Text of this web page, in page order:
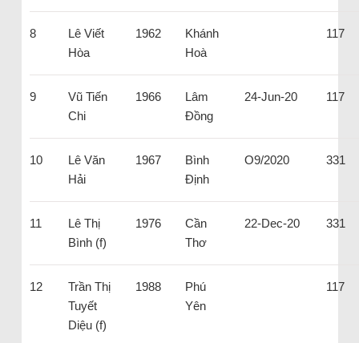
8
Lê Viết
Hòa
1962
Khánh
Hoà
117
9
Vũ Tiến
Chi
1966
Lâm
Đồng
24-Jun-20 117
10
Lê Văn
Hải
1967
Bình
Định
O9/2020 331
11
Lê Thị
Bình (f)
1976
Cần
Thơ
22-Dec-20 331
12
Trần Thị
Tuyết
Diệu (f)
1988
Phú
Yên
117